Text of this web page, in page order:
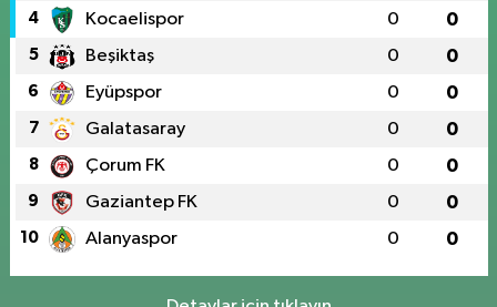
4 Kocaelispor 0 0
5 Beşiktaş 0 0
6 Eyüpspor 0 0
7 Galatasaray 0 0
8 Çorum FK 0 0
9 Gaziantep FK 0 0
10 Alanyaspor 0 0